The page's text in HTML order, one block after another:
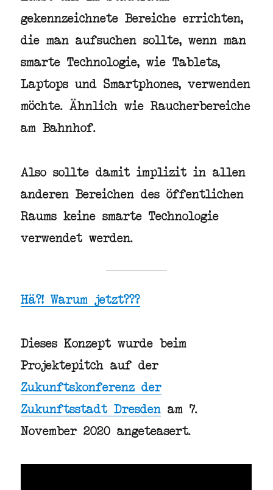
gekennzeichnete Bereiche errichten,
die man aufsuchen sollte, wenn man
smarte Technologie, wie Tablets,
Laptops und Smartphones, verwenden
möchte. Ähnlich wie Raucherbereiche
am Bahnhof.
Also sollte damit implizit in allen
anderen Bereichen des öffentlichen
Raums keine smarte Technologie
verwendet werden.
Hä?! Warum jetzt???
Dieses Konzept wurde beim
Projektepitch auf der
Zukunftskonferenz der
Zukunftsstadt Dresden am 7.
November 2020 angeteasert.